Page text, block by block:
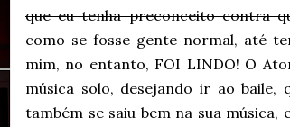
que eu tenha preconceito contra
como se fosse gente normal, até
mim, no entanto, FOI LINDO! O
música solo, desejando ir ao baile,
também se saiu bem na sua música,